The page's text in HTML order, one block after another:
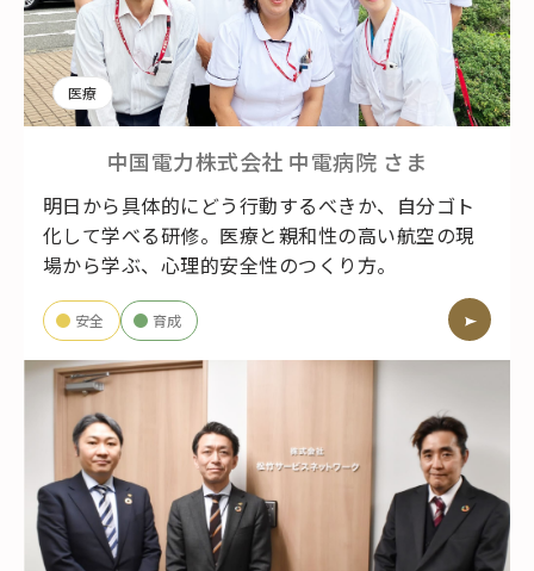
医療
中国電力株式会社 中電病院 さま
明日から具体的にどう行動するべきか、自分ゴト
化して学べる研修。医療と親和性の高い航空の現
場から学ぶ、心理的安全性のつくり方。
安全 育成